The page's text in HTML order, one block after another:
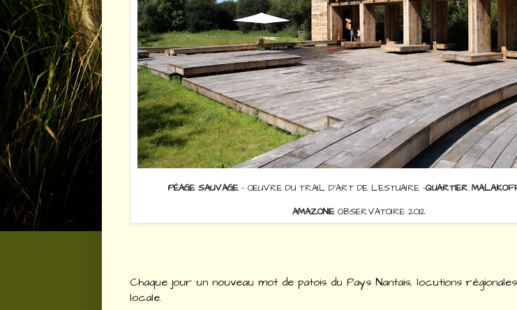
PÉAGE SAUVAGE - OEUVRE DU TRAIL D'ART DE L'ESTUAIRE -QUARTIER
AMAZONIE OBSERVATOIRE 2012
Chaque jour un nouveau mot de patois du Pays Nantais, locutions
locale.